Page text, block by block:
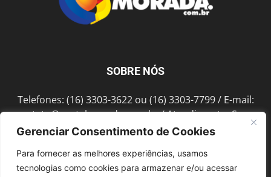
Gerenciar Consentimento de Cookies
Para fornecer as melhores experiências, usamos
tecnologias como cookies para armazenar e/ou acessar
SOBRE NÓS
Telefones: (16) 3303-3622 ou (16) 3303-7799 / E-mail:
contato@portalmorada.com.br/ Atendimento: Seg a
Sex das 8h às 18h / Endereço: Av. Bento de Abreu, 889